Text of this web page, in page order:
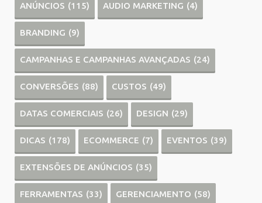
ANÚNCIOS (115) AUDIO MARKETING (4)
BRANDING (9)
CAMPANHAS E CAMPANHAS AVANÇADAS (24)
CONVERSÕES (88) CUSTOS (49)
DATAS COMERCIAIS (26) DESIGN (29)
DICAS (178) ECOMMERCE (7) EVENTOS (39)
EXTENSÕES DE ANÚNCIOS (35)
FERRAMENTAS (33) GERENCIAMENTO (58)